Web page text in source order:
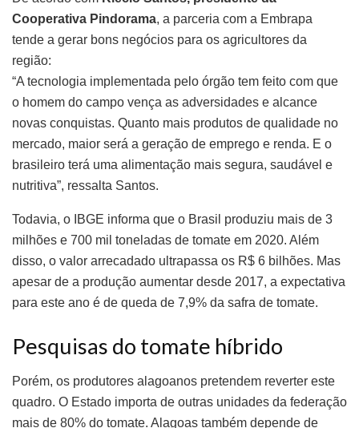
Cooperativa Pindorama, a parceria com a Embrapa
tende a gerar bons negócios para os agricultores da
região:
“A tecnologia implementada pelo órgão tem feito com que
o homem do campo vença as adversidades e alcance
novas conquistas. Quanto mais produtos de qualidade no
mercado, maior será a geração de emprego e renda. E o
brasileiro terá uma alimentação mais segura, saudável e
nutritiva”, ressalta Santos.
Todavia, o IBGE informa que o Brasil produziu mais de 3
milhões e 700 mil toneladas de tomate em 2020. Além
disso, o valor arrecadado ultrapassa os R$ 6 bilhões. Mas
apesar de a produção aumentar desde 2017, a expectativa
para este ano é de queda de 7,9% da safra de tomate.
Pesquisas do tomate híbrido
Porém, os produtores alagoanos pretendem reverter este
quadro. O Estado importa de outras unidades da federação
mais de 80% do tomate. Alagoas também depende de